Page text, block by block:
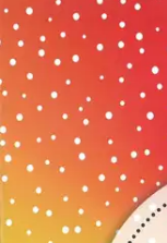
Etu ei koske
Tarkista